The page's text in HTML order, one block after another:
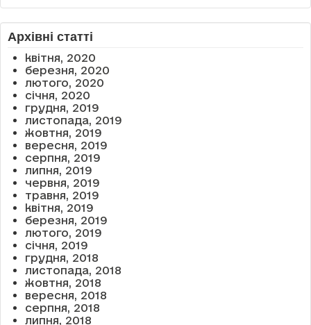
Архівні статті
квітня, 2020
березня, 2020
лютого, 2020
січня, 2020
грудня, 2019
листопада, 2019
жовтня, 2019
вересня, 2019
серпня, 2019
липня, 2019
червня, 2019
травня, 2019
квітня, 2019
березня, 2019
лютого, 2019
січня, 2019
грудня, 2018
листопада, 2018
жовтня, 2018
вересня, 2018
серпня, 2018
липня, 2018